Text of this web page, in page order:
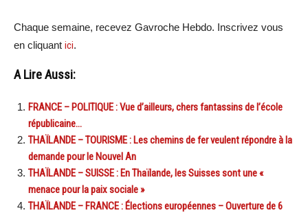
Chaque semaine, recevez Gavroche Hebdo. Inscrivez vous
en cliquant ici.
A Lire Aussi:
FRANCE – POLITIQUE : Vue d’ailleurs, chers fantassins de l’école
républicaine…
THAÏLANDE – TOURISME : Les chemins de fer veulent répondre à la
demande pour le Nouvel An
THAÏLANDE – SUISSE : En Thaïlande, les Suisses sont une «
menace pour la paix sociale »
THAÏLANDE – FRANCE : Élections européennes – Ouverture de 6